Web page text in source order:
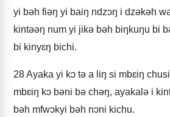
yi bəh fiəŋ yi baiŋ ndzɔŋ i dzəkəh
kintəəŋ num yi jikə bəh biŋkuŋu bi
bi kinyɛŋ bichi.
28Ayaka yi kɔ tə a liŋ si mbɛiŋ
mbɛiŋ kɔ bəni bə chəŋ, ayakalə i
bəh mfwɔkyi bəh nɔni kichu.